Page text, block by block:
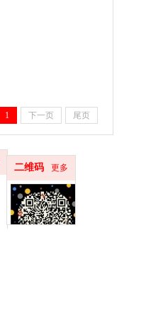
1 下一页 尾页
二维码 更多